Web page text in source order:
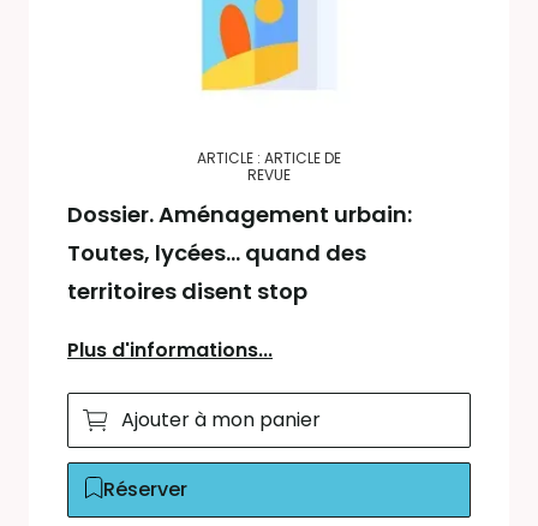
ARTICLE : ARTICLE DE
REVUE
Dossier. Aménagement urbain:
Toutes, lycées... quand des
territoires disent stop
Plus d'informations...
Ajouter à mon panier
Réserver